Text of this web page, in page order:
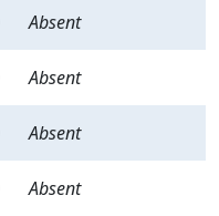
Absent
Absent
Absent
Absent